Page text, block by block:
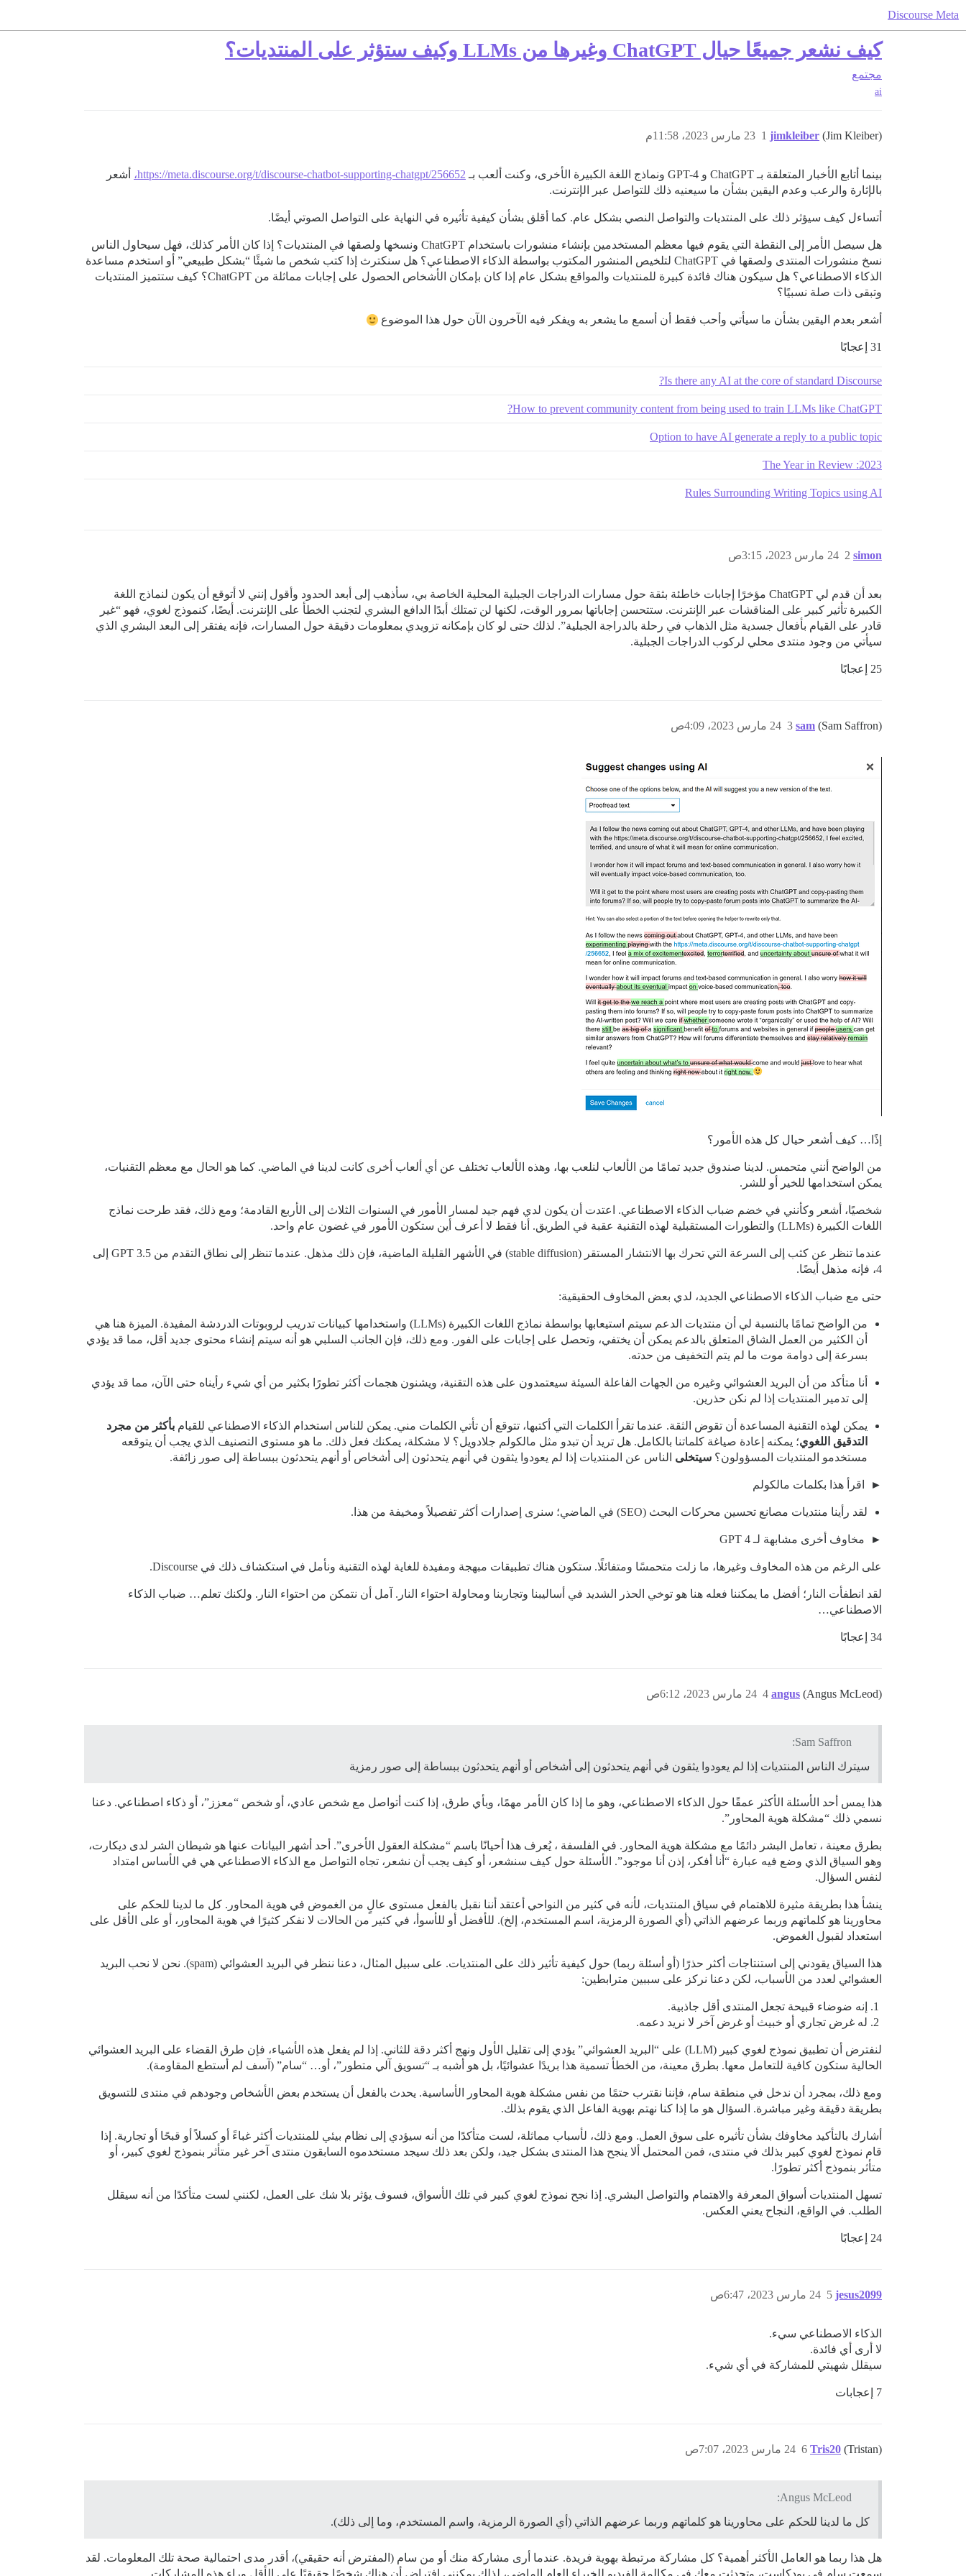
Discourse Meta
كيف نشعر جميعًا حيال ChatGPT وغيرها من LLMs وكيف ستؤثر على المنتديات؟
مجتمع
ai
jimkleiber (Jim Kleiber) 23 مارس 2023، 11:58م 1
بينما أتابع الأخبار المتعلقة بـ ChatGPT و GPT-4 ونماذج اللغة الكبيرة الأخرى، وكنت ألعب بـ https://meta.discourse.org/t/discourse-chatbot-supporting-chatgpt/256652،
أشعر
بالإثارة والرعب وعدم اليقين بشأن ما سيعنيه ذلك للتواصل عبر الإنترنت.
أتساءل كيف سيؤثر ذلك على المنتديات والتواصل النصي بشكل عام. كما أقلق بشأن كيفية تأثيره في النهاية على التواصل الصوتي أيضًا.
هل سيصل الأمر إلى النقطة التي يقوم فيها معظم المستخدمين بإنشاء منشورات باستخدام ChatGPT ونسخها ولصقها في المنتديات؟ إذا كان الأمر كذلك، فهل سيحاول الناس
نسخ منشورات المنتدى ولصقها في ChatGPT لتلخيص المنشور المكتوب بواسطة الذكاء الاصطناعي؟ هل سنكترث إذا كتب شخص ما شيئًا “بشكل طبيعي” أو استخدم مساعدة
الذكاء الاصطناعي؟ هل سيكون هناك فائدة كبيرة للمنتديات والمواقع بشكل عام إذا كان بإمكان الأشخاص الحصول على إجابات مماثلة من ChatGPT؟ كيف ستتميز المنتديات
وتبقى ذات صلة نسبيًا؟
أشعر بعدم اليقين بشأن ما سيأتي وأحب فقط أن أسمع ما يشعر به ويفكر فيه الآخرون الآن حول هذا الموضوع
31 إعجابًا
Is there any AI at the core of standard Discourse?
How to prevent community content from being used to train LLMs like ChatGPT?
Option to have AI generate a reply to a public topic
2023: The Year in Review
Rules Surrounding Writing Topics using AI
simon 24 مارس 2023، 3:15ص 2
بعد أن قدم لي ChatGPT مؤخرًا إجابات خاطئة بثقة حول مسارات الدراجات الجبلية المحلية الخاصة بي، سأذهب إلى أبعد الحدود وأقول إنني لا أتوقع أن يكون لنماذج اللغة
الكبيرة تأثير كبير على المناقشات عبر الإنترنت. ستتحسن إجاباتها بمرور الوقت، لكنها لن تمتلك أبدًا الدافع البشري لتجنب الخطأ على الإنترنت. أيضًا، كنموذج لغوي، فهو “غير
قادر على القيام بأفعال جسدية مثل الذهاب في رحلة بالدراجة الجبلية”. لذلك حتى لو كان بإمكانه تزويدي بمعلومات دقيقة حول المسارات، فإنه يفتقر إلى البعد البشري الذي
سيأتي من وجود منتدى محلي لركوب الدراجات الجبلية.
25 إعجابًا
sam (Sam Saffron) 24 مارس 2023، 4:09ص 3
إذًا… كيف أشعر حيال كل هذه الأمور؟
من الواضح أنني متحمس. لدينا صندوق جديد تمامًا من الألعاب لنلعب بها، وهذه الألعاب تختلف عن أي ألعاب أخرى كانت لدينا في الماضي. كما هو الحال مع معظم التقنيات،
يمكن استخدامها للخير أو للشر.
شخصيًا، أشعر وكأنني في خضم ضباب الذكاء الاصطناعي. اعتدت أن يكون لدي فهم جيد لمسار الأمور في السنوات الثلاث إلى الأربع القادمة؛ ومع ذلك، فقد طرحت نماذج
اللغات الكبيرة (LLMs) والتطورات المستقبلية لهذه التقنية عقبة في الطريق. أنا فقط لا أعرف أين ستكون الأمور في غضون عام واحد.
عندما تنظر عن كثب إلى السرعة التي تحرك بها الانتشار المستقر (stable diffusion) في الأشهر القليلة الماضية، فإن ذلك مذهل. عندما تنظر إلى نطاق التقدم من GPT 3.5 إلى
4، فإنه مذهل أيضًا.
حتى مع ضباب الذكاء الاصطناعي الجديد، لدي بعض المخاوف الحقيقية:
من الواضح تمامًا بالنسبة لي أن منتديات الدعم سيتم استيعابها بواسطة نماذج اللغات الكبيرة (LLMs) واستخدامها كبيانات تدريب لروبوتات الدردشة المفيدة. الميزة هنا هي
أن الكثير من العمل الشاق المتعلق بالدعم يمكن أن يختفي، وتحصل على إجابات على الفور. ومع ذلك، فإن الجانب السلبي هو أنه سيتم إنشاء محتوى جديد أقل، مما قد يؤدي
بسرعة إلى دوامة موت ما لم يتم التخفيف من حدته.
أنا متأكد من أن البريد العشوائي وغيره من الجهات الفاعلة السيئة سيعتمدون على هذه التقنية، ويشنون هجمات أكثر تطورًا بكثير من أي شيء رأيناه حتى الآن، مما قد يؤدي
إلى تدمير المنتديات إذا لم نكن حذرين.
يمكن لهذه التقنية المساعدة أن تقوض الثقة. عندما تقرأ الكلمات التي أكتبها، تتوقع أن تأتي الكلمات مني. يمكن للناس استخدام الذكاء الاصطناعي للقيام بأكثر من مجرد
التدقيق اللغوي؛ يمكنه إعادة صياغة كلماتنا بالكامل. هل تريد أن تبدو مثل مالكولم جلادويل؟ لا مشكلة، يمكنك فعل ذلك. ما هو مستوى التصنيف الذي يجب أن يتوقعه
مستخدمو المنتديات المسؤولون؟ سيتخلى الناس عن المنتديات إذا لم يعودوا يثقون في أنهم يتحدثون إلى أشخاص أو أنهم يتحدثون ببساطة إلى صور زائفة.
اقرأ هذا بكلمات مالكولم
لقد رأينا منتديات مصانع تحسين محركات البحث (SEO) في الماضي؛ سنرى إصدارات أكثر تفصيلاً ومخيفة من هذا.
مخاوف أخرى مشابهة لـ GPT 4
على الرغم من هذه المخاوف وغيرها، ما زلت متحمسًا ومتفائلًا. ستكون هناك تطبيقات مبهجة ومفيدة للغاية لهذه التقنية ونأمل في استكشاف ذلك في Discourse.
لقد انطفأت النار؛ أفضل ما يمكننا فعله هنا هو توخي الحذر الشديد في أساليبنا وتجاربنا ومحاولة احتواء النار. آمل أن نتمكن من احتواء النار. ولكنك تعلم… ضباب الذكاء
الاصطناعي…
34 إعجابًا
angus (Angus McLeod) 24 مارس 2023، 6:12ص 4
Sam Saffron:
سيترك الناس المنتديات إذا لم يعودوا يثقون في أنهم يتحدثون إلى أشخاص أو أنهم يتحدثون ببساطة إلى صور رمزية
هذا يمس أحد الأسئلة الأكثر عمقًا حول الذكاء الاصطناعي، وهو ما إذا كان الأمر مهمًا، وبأي طرق، إذا كنت أتواصل مع شخص عادي، أو شخص “معزز”، أو ذكاء اصطناعي. دعنا
نسمي ذلك “مشكلة هوية المحاور”.
بطرق معينة ، تعامل البشر دائمًا مع مشكلة هوية المحاور. في الفلسفة ، يُعرف هذا أحيانًا باسم “مشكلة العقول الأخرى”. أحد أشهر البيانات عنها هو شيطان الشر لدى ديكارت،
وهو السياق الذي وضع فيه عبارة “أنا أفكر، إذن أنا موجود”. الأسئلة حول كيف سنشعر، أو كيف يجب أن نشعر، تجاه التواصل مع الذكاء الاصطناعي هي في الأساس امتداد
لنفس السؤال.
ينشأ هذا بطريقة مثيرة للاهتمام في سياق المنتديات، لأنه في كثير من النواحي أعتقد أننا نقبل بالفعل مستوى عالٍ من الغموض في هوية المحاور. كل ما لدينا للحكم على
محاورينا هو كلماتهم وربما عرضهم الذاتي (أي الصورة الرمزية، اسم المستخدم، إلخ). للأفضل أو للأسوأ، في كثير من الحالات لا نفكر كثيرًا في هوية المحاور، أو على الأقل على
استعداد لقبول الغموض.
هذا السياق يقودني إلى استنتاجات أكثر حذرًا (أو أسئلة ربما) حول كيفية تأثير ذلك على المنتديات. على سبيل المثال، دعنا ننظر في البريد العشوائي (spam). نحن لا نحب البريد
العشوائي لعدد من الأسباب، لكن دعنا نركز على سببين مترابطين:
إنه ضوضاء قبيحة تجعل المنتدى أقل جاذبية.
له غرض تجاري أو خبيث أو غرض آخر لا نريد دعمه.
لنفترض أن تطبيق نموذج لغوي كبير (LLM) على “البريد العشوائي” يؤدي إلى تقليل الأول ونهج أكثر دقة للثاني. إذا لم يفعل هذه الأشياء، فإن طرق القضاء على البريد العشوائي
الحالية ستكون كافية للتعامل معها. بطرق معينة، من الخطأ تسمية هذا بريدًا عشوائيًا، بل هو أشبه بـ “تسويق آلي متطور”، أو… “سام” (آسف لم أستطع المقاومة).
ومع ذلك، بمجرد أن ندخل في منطقة سام، فإننا نقترب حتمًا من نفس مشكلة هوية المحاور الأساسية. يحدث بالفعل أن يستخدم بعض الأشخاص وجودهم في منتدى للتسويق
بطريقة دقيقة وغير مباشرة. السؤال هو ما إذا كنا نهتم بهوية الفاعل الذي يقوم بذلك.
أشارك بالتأكيد مخاوفك بشأن تأثيره على سوق العمل. ومع ذلك، لأسباب مماثلة، لست متأكدًا من أنه سيؤدي إلى نظام بيئي للمنتديات أكثر غباءً أو كسلاً أو قبحًا أو تجارية. إذا
قام نموذج لغوي كبير بذلك في منتدى، فمن المحتمل ألا ينجح هذا المنتدى بشكل جيد، ولكن بعد ذلك سيجد مستخدموه السابقون منتدى آخر غير متأثر بنموذج لغوي كبير، أو
متأثر بنموذج أكثر تطورًا.
تسهل المنتديات أسواق المعرفة والاهتمام والتواصل البشري. إذا نجح نموذج لغوي كبير في تلك الأسواق، فسوف يؤثر بلا شك على العمل، لكنني لست متأكدًا من أنه سيقلل
الطلب. في الواقع، النجاح يعني العكس.
24 إعجابًا
jesus2099 24 مارس 2023، 6:47ص 5
الذكاء الاصطناعي سيء.
لا أرى أي فائدة.
سيقلل شهيتي للمشاركة في أي شيء.
7 إعجابات
Tris20 (Tristan) 24 مارس 2023، 7:07ص 6
Angus McLeod:
كل ما لدينا للحكم على محاورينا هو كلماتهم وربما عرضهم الذاتي (أي الصورة الرمزية، واسم المستخدم، وما إلى ذلك).
هل هذا ربما هو العامل الأكثر أهمية؟ كل مشاركة مرتبطة بهوية فريدة. عندما أرى مشاركة منك أو من سام (المفترض أنه حقيقي)، أقدر مدى احتمالية صحة تلك المعلومات. لقد
سمعت سام في بودكاست، وتحدثت معك في مكالمة الفيديو للخبراء العام الماضي، لذلك يمكنني افتراض أن هناك شخصًا حقيقيًا على الأقل وراء هذه المشاركات.